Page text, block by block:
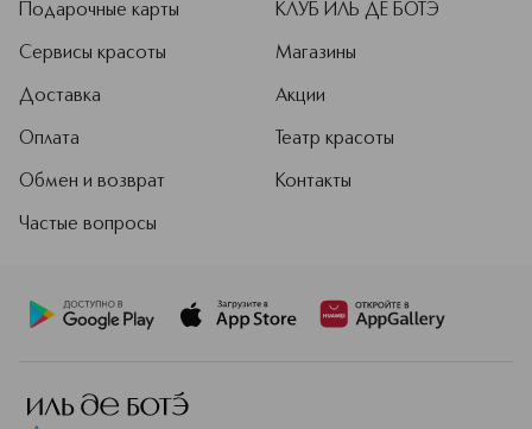
Подарочные карты
Сервисы красоты
Доставка
Оплата
Обмен и возврат
Частые вопросы
КЛУБ ИЛЬ ДЕ БОТЭ
Магазины
Акции
Театр красоты
Контакты